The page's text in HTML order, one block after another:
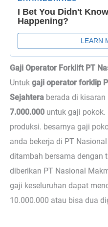
Gaji Operator Forklift PT
Untuk gaji operator forklip
Sejahtera berada di kisaran
7.000.000 untuk gaji pokok.
produksi. besarnya gaji
anda bekerja di PT
ditambah bersama dengan
diberikan PT Nasional
gaji keseluruhan dapat
10.000.000 atau bisa dua